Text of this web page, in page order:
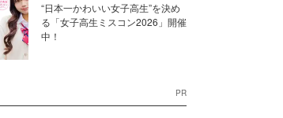
“日本一かわいい女子高生”を決め
る「女子高生ミスコン2026」開催
中！
PR